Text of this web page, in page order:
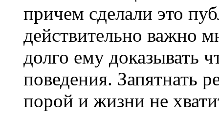
причем сделали это
действительно важно
долго ему доказывать
поведения. Запятнать
порой и жизни не